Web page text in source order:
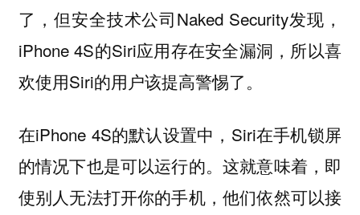
了，但安全技术公司Naked Security发现，
iPhone 4S的Siri应用存在安全漏洞，所以喜
欢使用Siri的用户该提高警惕了。
在iPhone 4S的默认设置中，Siri在手机锁屏
的情况下也是可以运行的。这就意味着，即
使别人无法打开你的手机，他们依然可以接